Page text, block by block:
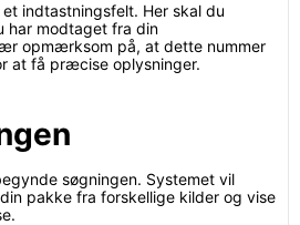
indtastningsfelt. Her skal du
har modtaget fra din
opmærksom på, at dette nummer
at få præcise oplysninger.
søgningen. Systemet vil
pakke fra forskellige kilder og vise